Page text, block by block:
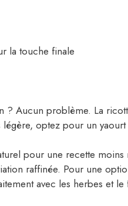
la touche finale
? Aucun problème. La
optez pour un
pour une recette
raffinée. Pour une
avec les herbes et le